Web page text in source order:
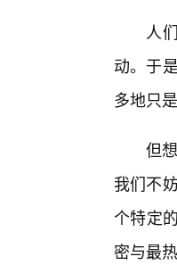
人
动。于
多地只
但
我们不
个特定
密与最